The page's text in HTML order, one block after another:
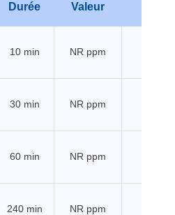
Durée Valeur
10 min NR ppm
30 min NR ppm
60 min NR ppm
240 min NR ppm